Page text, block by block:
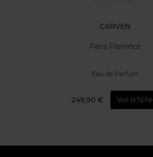
CARVEN
Paris Florence
Eau de Parfum
249,90 € Voir la fiche